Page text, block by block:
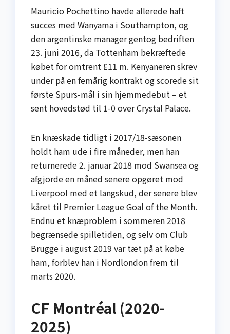
Mauricio Pochettino havde allerede haft
succes med Wanyama i Southampton, og
den argentinske manager gentog bedriften
23. juni 2016, da Tottenham bekræftede
købet for omtrent £11 m. Kenyaneren skrev
under på en femårig kontrakt og scorede sit
første Spurs-mål i sin hjemmedebut – et
sent hovedstød til 1-0 over Crystal Palace.
En knæskade tidligt i 2017/18-sæsonen
holdt ham ude i fire måneder, men han
returnerede 2. januar 2018 mod Swansea og
afgjorde en måned senere opgøret mod
Liverpool med et langskud, der senere blev
kåret til Premier League Goal of the Month.
Endnu et knæproblem i sommeren 2018
begrænsede spilletiden, og selv om Club
Brugge i august 2019 var tæt på at købe
ham, forblev han i Nordlondon frem til
marts 2020.
CF Montréal (2020-
2025)